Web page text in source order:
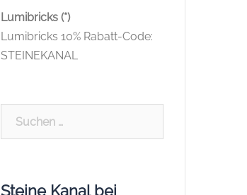
Lumibricks (*)
Lumibricks 10% Rabatt-Code:
STEINEKANAL
Steine Kanal bei